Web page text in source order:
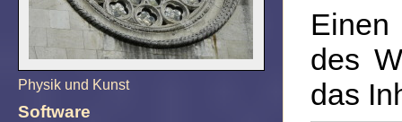
Physik und Kunst
Software
des
das